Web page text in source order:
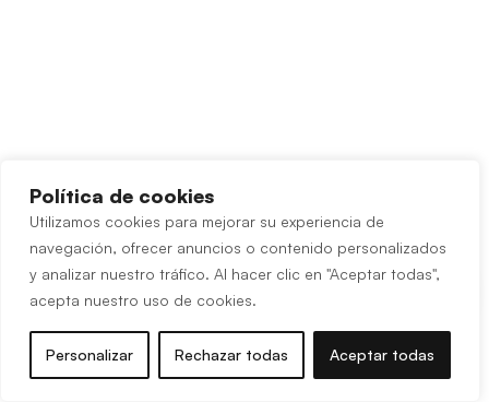
Política de cookies
Utilizamos cookies para mejorar su experiencia de
navegación, ofrecer anuncios o contenido personalizados
y analizar nuestro tráfico. Al hacer clic en "Aceptar todas",
acepta nuestro uso de cookies.
Personalizar Rechazar todas Aceptar todas